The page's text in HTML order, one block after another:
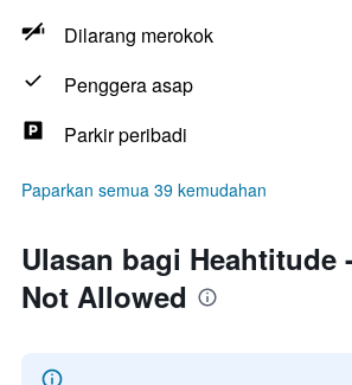
Dilarang merokok
Penggera asap
Parkir peribadi
Paparkan semua 39 kemudahan
Ulasan bagi Heahtitude
Not Allowed